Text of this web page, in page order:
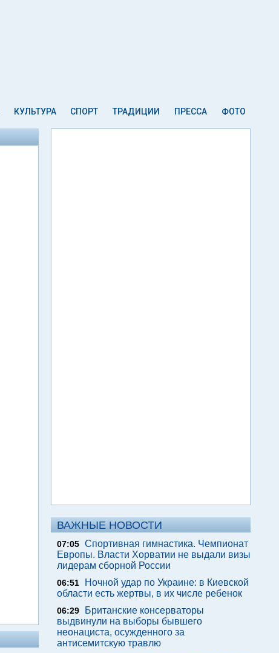
КУЛЬТУРА СПОРТ ТРАДИЦИИ ПРЕССА ФОТО
ВАЖНЫЕ НОВОСТИ
07:05 Спортивная гимнастика. Чемпионат
Европы. Власти Хорватии не выдали визы
лидерам сборной России
06:51
Ночной удар по Украине: в Киевской
области есть жертвы, в их числе ребенок
06:29
Британские консерваторы
выдвинули на выборы бывшего
неонациста, осужденного за
антисемитскую травлю